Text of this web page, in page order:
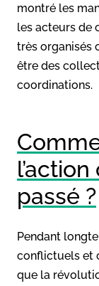
montré les
les acteurs de
très organisés
être des
coordinations.
passé ?
Pendant
conflictuels et
que la